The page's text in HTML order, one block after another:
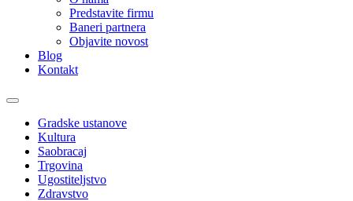
Predstavite firmu
Baneri partnera
Objavite novost
Blog
Kontakt
Toggle
navigationGradske ustanove
Kultura
Saobracaj
Trgovina
Ugostiteljstvo
Zdravstvo